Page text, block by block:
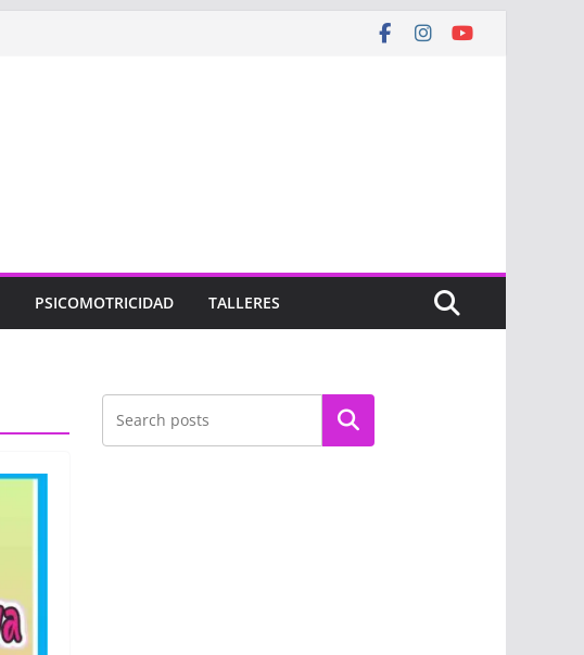
PSICOMOTRICIDAD TALLERES
Buscar